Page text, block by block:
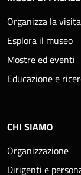
Organizza la visita
Esplora il museo
Mostre ed eventi
Educazione e
CHI SIAMO
Organizzazione
Dirigenti e